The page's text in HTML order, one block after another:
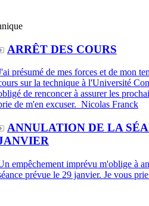
ARRÊT DES COURS
présumé de mes forces et de mon
sur la technique à l'Université
de renconcer à assurer les
de m'en excuser. Nicolas Franck
ANNULATION DE LA
empêchement imprévu m'oblige à
prévue le 29 janvier. Je vous